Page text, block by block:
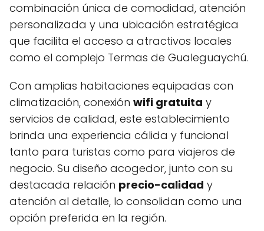
combinación única de comodidad, atención
personalizada y una ubicación estratégica
que facilita el acceso a atractivos locales
como el complejo Termas de Gualeguaychú.
Con amplias habitaciones equipadas con
climatización, conexión wifi gratuita y
servicios de calidad, este establecimiento
brinda una experiencia cálida y funcional
tanto para turistas como para viajeros de
negocio. Su diseño acogedor, junto con su
destacada relación precio-calidad y
atención al detalle, lo consolidan como una
opción preferida en la región.